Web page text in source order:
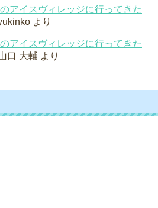
アイスヴィレッジに行ってきた
より
アイスヴィレッジに行ってきた
口 大輔 より